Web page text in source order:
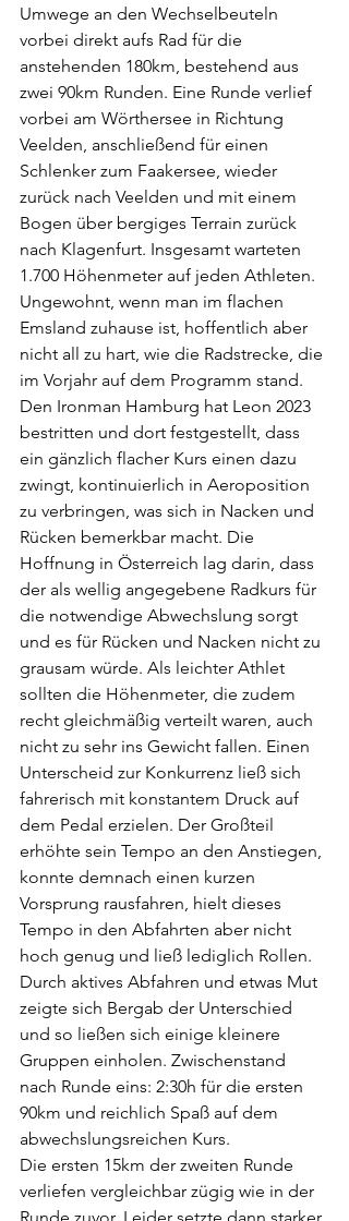
Umwege an den Wechselbeuteln
vorbei direkt aufs Rad für die
anstehenden 180km, bestehend aus
zwei 90km Runden. Eine Runde verlief
vorbei am Wörthersee in Richtung
Veelden, anschließend für einen
Schlenker zum Faakersee, wieder
zurück nach Veelden und mit einem
Bogen über bergiges Terrain zurück
nach Klagenfurt. Insgesamt warteten
1.700 Höhenmeter auf jeden Athleten.
Ungewohnt, wenn man im flachen
Emsland zuhause ist, hoffentlich aber
nicht all zu hart, wie die Radstrecke, die
im Vorjahr auf dem Programm stand.
Den Ironman Hamburg hat Leon 2023
bestritten und dort festgestellt, dass
ein gänzlich flacher Kurs einen dazu
zwingt, kontinuierlich in Aeroposition
zu verbringen, was sich in Nacken und
Rücken bemerkbar macht. Die
Hoffnung in Österreich lag darin, dass
der als wellig angegebene Radkurs für
die notwendige Abwechslung sorgt
und es für Rücken und Nacken nicht zu
grausam würde. Als leichter Athlet
sollten die Höhenmeter, die zudem
recht gleichmäßig verteilt waren, auch
nicht zu sehr ins Gewicht fallen. Einen
Unterscheid zur Konkurrenz ließ sich
fahrerisch mit konstantem Druck auf
dem Pedal erzielen. Der Großteil
erhöhte sein Tempo an den Anstiegen,
konnte demnach einen kurzen
Vorsprung rausfahren, hielt dieses
Tempo in den Abfahrten aber nicht
hoch genug und ließ lediglich Rollen.
Durch aktives Abfahren und etwas Mut
zeigte sich Bergab der Unterschied
und so ließen sich einige kleinere
Gruppen einholen. Zwischenstand
nach Runde eins: 2:30h für die ersten
90km und reichlich Spaß auf dem
abwechslungsreichen Kurs.
Die ersten 15km der zweiten Runde
verliefen vergleichbar zügig wie in der